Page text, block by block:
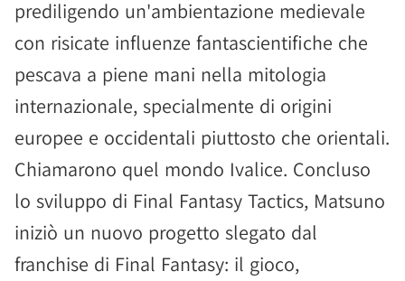
prediligendo un'ambientazione medievale
con risicate influenze fantascientifiche che
pescava a piene mani nella mitologia
internazionale, specialmente di origini
europee e occidentali piuttosto che orientali.
Chiamarono quel mondo Ivalice. Concluso
lo sviluppo di Final Fantasy Tactics, Matsuno
iniziò un nuovo progetto slegato dal
franchise di Final Fantasy: il gioco,